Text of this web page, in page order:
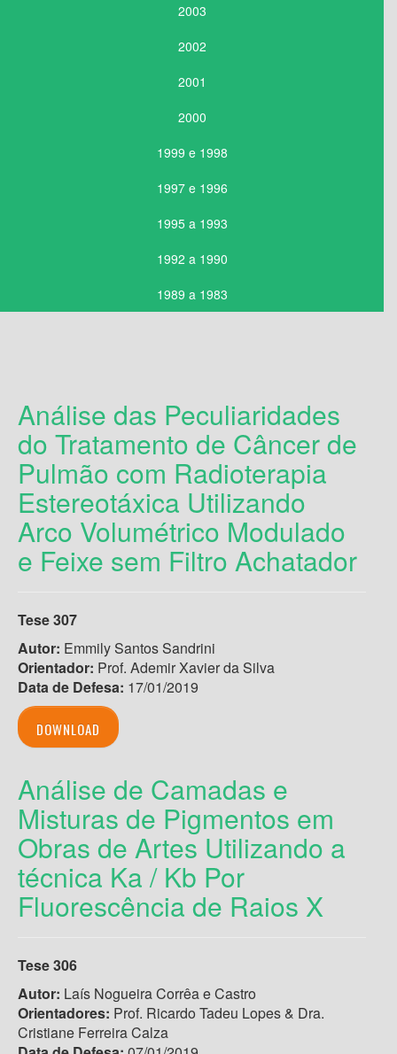
2003
2002
2001
2000
1999 e 1998
1997 e 1996
1995 a 1993
1992 a 1990
1989 a 1983
Análise das Peculiaridades
do Tratamento de Câncer de
Pulmão com Radioterapia
Estereotáxica Utilizando
Arco Volumétrico Modulado
e Feixe sem Filtro Achatador
Tese 307
Autor: Emmily Santos Sandrini
Orientador: Prof. Ademir Xavier da Silva
Data de Defesa: 17/01/2019
DOWNLOAD
Análise de Camadas e
Misturas de Pigmentos em
Obras de Artes Utilizando a
técnica Ka / Kb Por
Fluorescência de Raios X
Tese 306
Autor: Laís Nogueira Corrêa e Castro
Orientadores: Prof. Ricardo Tadeu Lopes & Dra.
Cristiane Ferreira Calza